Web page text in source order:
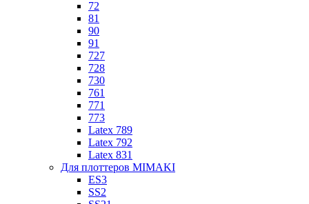
72
81
90
91
727
728
730
761
771
773
Latex 789
Latex 792
Latex 831
Для плоттеров MIMAKI
ES3
SS2